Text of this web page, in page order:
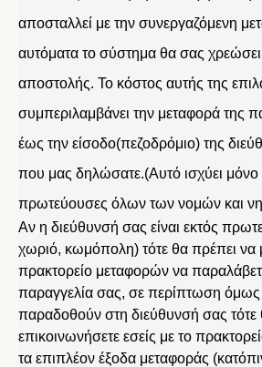
αποσταλλεί με την συνεργαζόμενη
αυτόματα το σύστημα θα σας
αποστολής. Το κόστος αυτής της
συμπεριλαμβάνει την μεταφορά της
έως την είσοδο(πεζοδρόμιο) της
που μας δηλώσατε.(Αυτό ισχύει μόνο
πρωτεύουσες όλων των νομών και
Αν η διεύθυνσή σας είναι εκτός
χωριό, κωμόπολη) τότε θα πρέπει να
πρακτορείο μεταφορών να παραλάβετε
παραγγελία σας, σε περίπτωση όμως
παραδοθούν στη διεύθυνσή σας τότε
επικοινωνήσετε εσείς με το
τα επιπλέον έξοδα μεταφοράς